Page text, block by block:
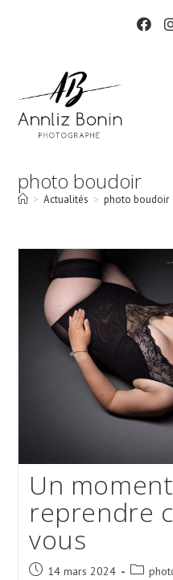
photo boudoir
> Actualités > photo boudoir
Un
reprendre
vous
Post 14 mars 2024
Post